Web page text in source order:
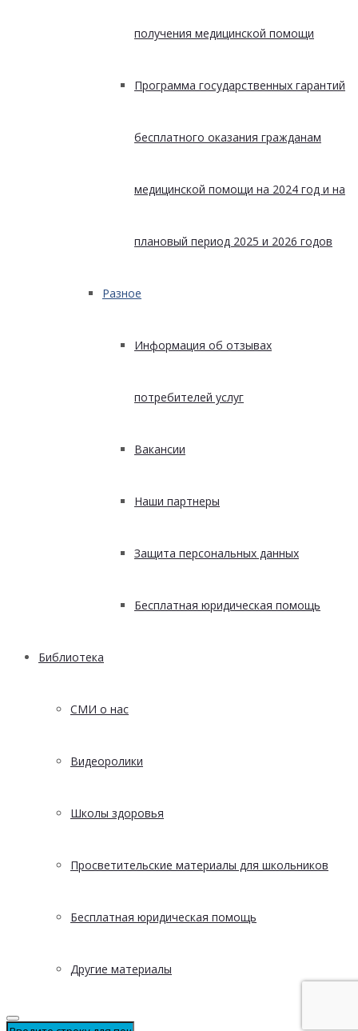
получения медицинской помощи
Программа государственных гарантий
бесплатного оказания гражданам
медицинской помощи на 2024 год и на
плановый период 2025 и 2026 годов
Разное
Информация об отзывах
потребителей услуг
Вакансии
Наши партнеры
Защита персональных данных
Бесплатная юридическая помощь
Библиотека
СМИ о нас
Видеоролики
Школы здоровья
Просветительские материалы для школьников
Бесплатная юридическая помощь
Другие материалы